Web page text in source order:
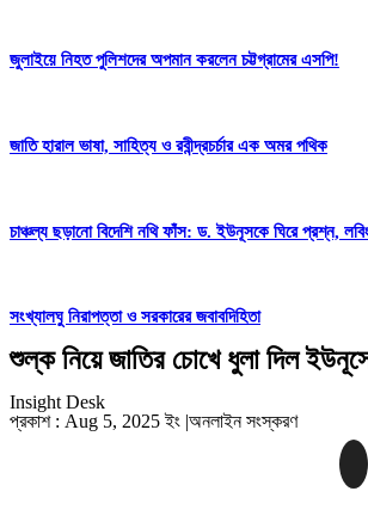
জুলাইয়ে নিহত পুলিশদের অপমান করলেন চট্টগ্রামের এসপি!
জাতি হারাল ভাষা, সাহিত্য ও রবীন্দ্রচর্চার এক অমর পথিক
চাঞ্চল্য ছড়ানো বিদেশি নথি ফাঁস: ড. ইউনূসকে ঘিরে প্রশ্ন,
সংখ্যালঘু নিরাপত্তা ও সরকারের জবাবদিহিতা
শুল্ক নিয়ে জাতির চোখে ধুলা দিল
Insight Desk
প্রকাশ : Aug 5, 2025 ইং |অনলাইন সংস্করণ